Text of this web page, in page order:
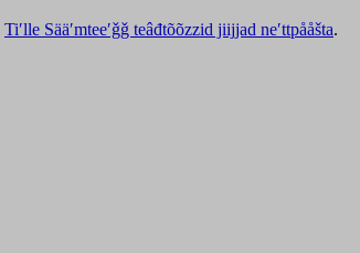
Tiʹlle Sääʹmteeʹǧǧ teâđtõõzzid jiijjad neʹttpååšta.